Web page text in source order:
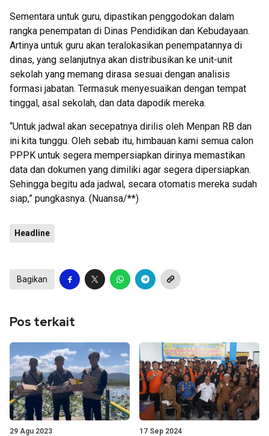
Sementara untuk guru, dipastikan penggodokan dalam
rangka penempatan di Dinas Pendidikan dan Kebudayaan.
Artinya untuk guru akan teralokasikan penempatannya di
dinas, yang selanjutnya akan distribusikan ke unit-unit
sekolah yang memang dirasa sesuai dengan analisis
formasi jabatan. Termasuk menyesuaikan dengan tempat
tinggal, asal sekolah, dan data dapodik mereka.
“Untuk jadwal akan secepatnya dirilis oleh Menpan RB dan
ini kita tunggu. Oleh sebab itu, himbauan kami semua calon
PPPK untuk segera mempersiapkan dirinya memastikan
data dan dokumen yang dimiliki agar segera dipersiapkan.
Sehingga begitu ada jadwal, secara otomatis mereka sudah
siap,” pungkasnya. (Nuansa/**)
Headline
Bagikan
Pos terkait
29 Agu 2023 17 Sep 2024